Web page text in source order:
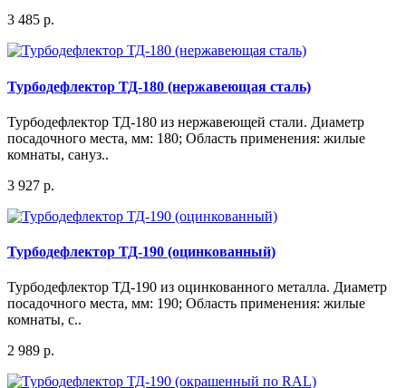
3 485 р.
Турбодефлектор ТД-180 (нержавеющая сталь)
Турбодефлектор ТД-180 из нержавеющей стали. Диаметр
посадочного места, мм: 180; Область применения: жилые
комнаты, сануз..
3 927 р.
Турбодефлектор ТД-190 (оцинкованный)
Турбодефлектор ТД-190 из оцинкованного металла. Диаметр
посадочного места, мм: 190; Область применения: жилые
комнаты, с..
2 989 р.